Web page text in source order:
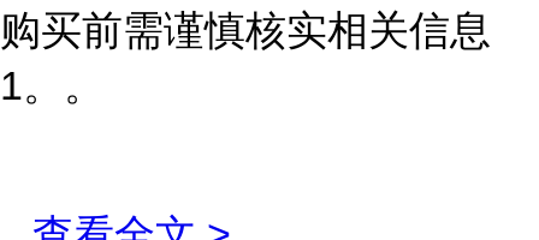
购买前需谨慎核实相关信息
1。。